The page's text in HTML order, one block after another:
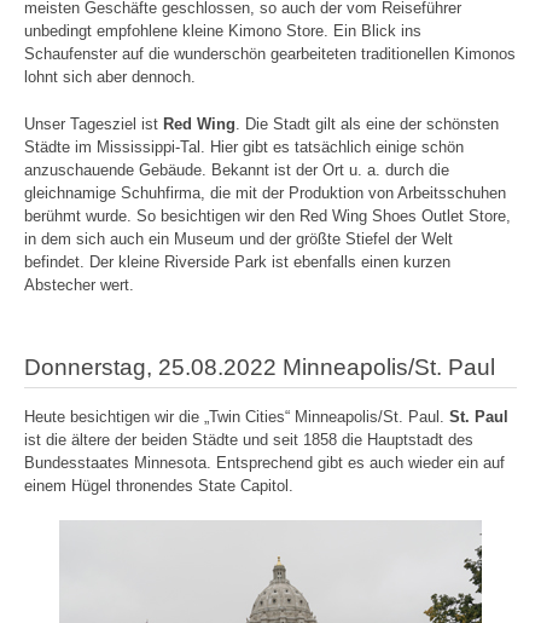
meisten Geschäfte geschlossen, so auch der vom Reiseführer
unbedingt empfohlene kleine Kimono Store. Ein Blick ins
Schaufenster auf die wunderschön gearbeiteten traditionellen Kimonos
lohnt sich aber dennoch.
Unser Tagesziel ist Red Wing . Die Stadt gilt als eine der schönsten
Städte im Mississippi-Tal. Hier gibt es tatsächlich einige schön
anzuschauende Gebäude. Bekannt ist der Ort u. a. durch die
gleichnamige Schuhfirma, die mit der Produktion von Arbeitsschuhen
berühmt wurde. So besichtigen wir den Red Wing Shoes Outlet Store,
in dem sich auch ein Museum und der größte Stiefel der Welt
befindet. Der kleine Riverside Park ist ebenfalls einen kurzen
Abstecher wert.
Donnerstag, 25.08.2022 Minneapolis/St. Paul
Heute besichtigen wir die „Twin Cities“ Minneapolis/St. Paul. St. Paul
ist die ältere der beiden Städte und seit 1858 die Hauptstadt des
Bundesstaates Minnesota. Entsprechend gibt es auch wieder ein auf
einem Hügel thronendes State Capitol.